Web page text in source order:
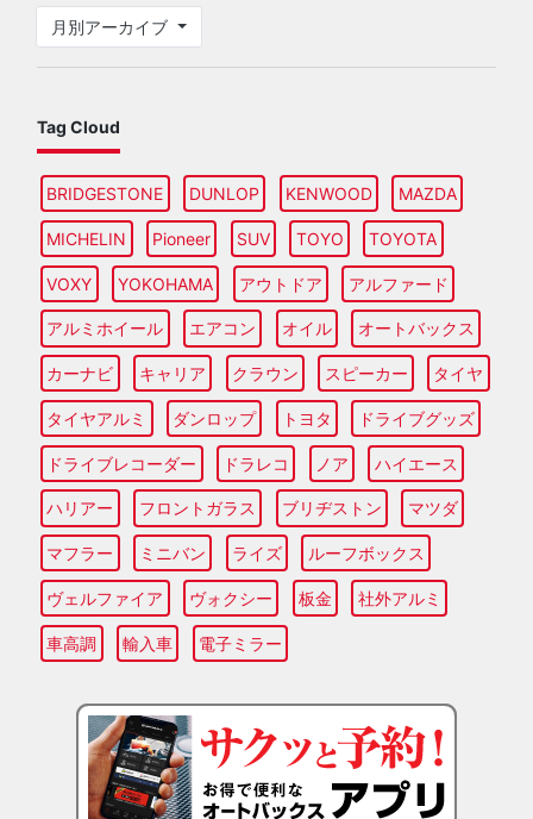
月別アーカイブ
Tag Cloud
BRIDGESTONE DUNLOP KENWOOD MAZDA
MICHELIN Pioneer SUV TOYO TOYOTA
VOXY YOKOHAMA アウトドア アルファード
アルミホイール エアコン オイル オートバックス
カーナビ キャリア クラウン スピーカー タイヤ
タイヤアルミ ダンロップ トヨタ ドライブグッズ
ドライブレコーダー ドラレコ ノア ハイエース
ハリアー フロントガラス ブリヂストン マツダ
マフラー ミニバン ライズ ルーフボックス
ヴェルファイア ヴォクシー 板金 社外アルミ
車高調 輸入車 電子ミラー